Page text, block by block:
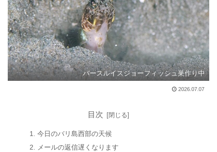
バースルイスジョーフィッシュ巣作り中
2026.07.07
目次
今日のバリ島西部の天候
メールの返信遅くなります